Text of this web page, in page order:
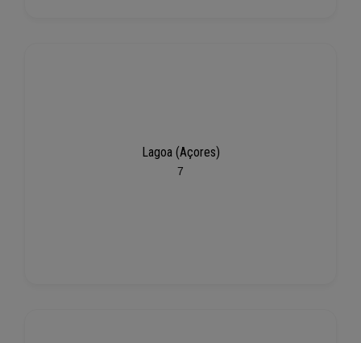
Lagoa (Açores)
7